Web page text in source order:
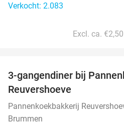
Verkocht: 2.083
Excl. ca.
3-gangendiner bij
Reuvershoeve
Pannenkoekbakkerij
Brummen